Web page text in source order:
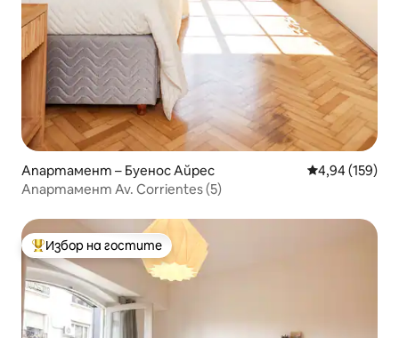
Апартамент – Буенос Айрес Средна
4,94 (159)
Апартамент Av. Corrientes (5)
Най-популярен избор на гостите
Избор на гостите